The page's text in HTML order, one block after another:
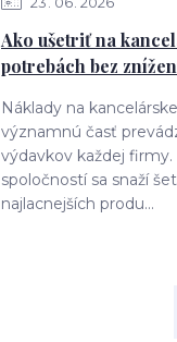
Ako ušetriť na
potrebách bez
Náklady na
významnú časť
výdavkov každej
spoločností sa snaží
najlacnejších produ...